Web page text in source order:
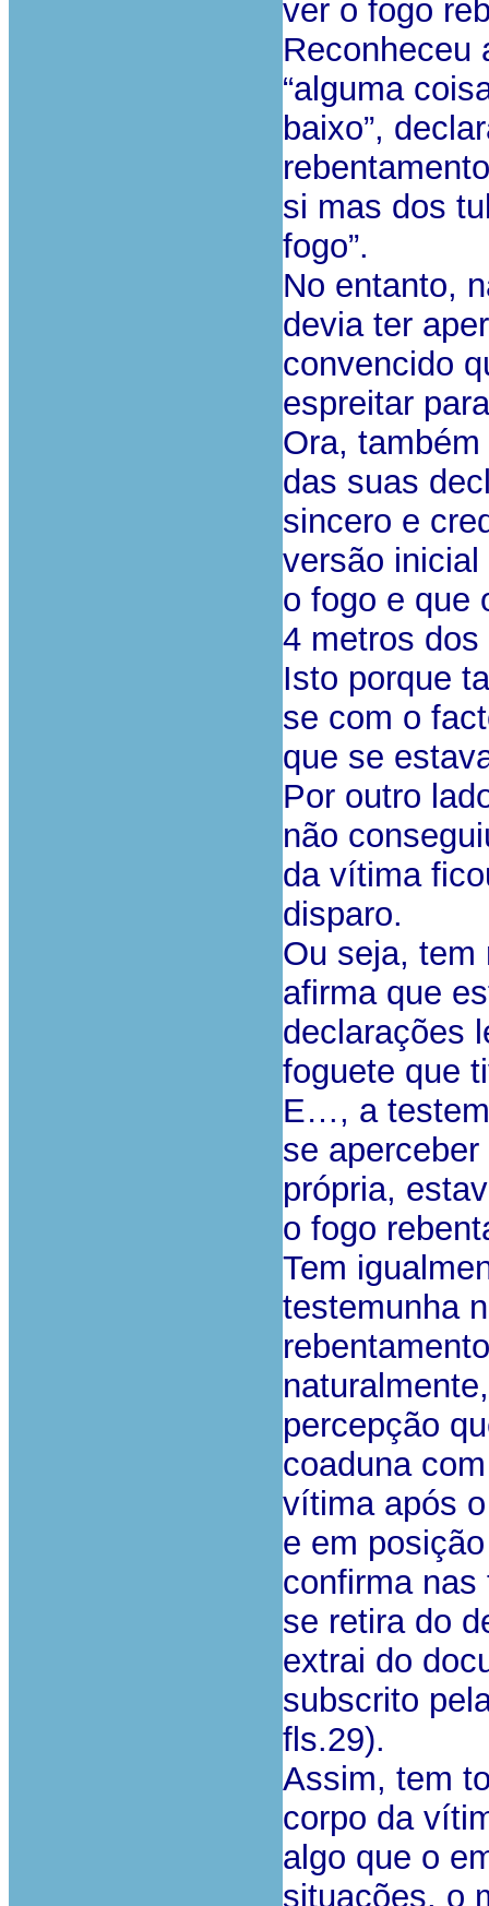
ver o fogo
Reconheceu
“alguma
baixo”,
si mas dos
fogo”.
No entanto,
devia ter
convencido
espreitar
Ora,
das suas
sincero e
versão
o fogo e que
4 metros dos
Isto porque
se com o
que se
Por outro
não
da vítima
disparo.
Ou seja, tem
afirma que
declarações
foguete que
E…, a
se
própria,
o fogo
Tem
testemunha
percepção
coaduna
vítima após
e em
confirma
se retira do
extrai do
subscrito
fls.29).
Assim, tem
corpo da
algo que o
situações, o